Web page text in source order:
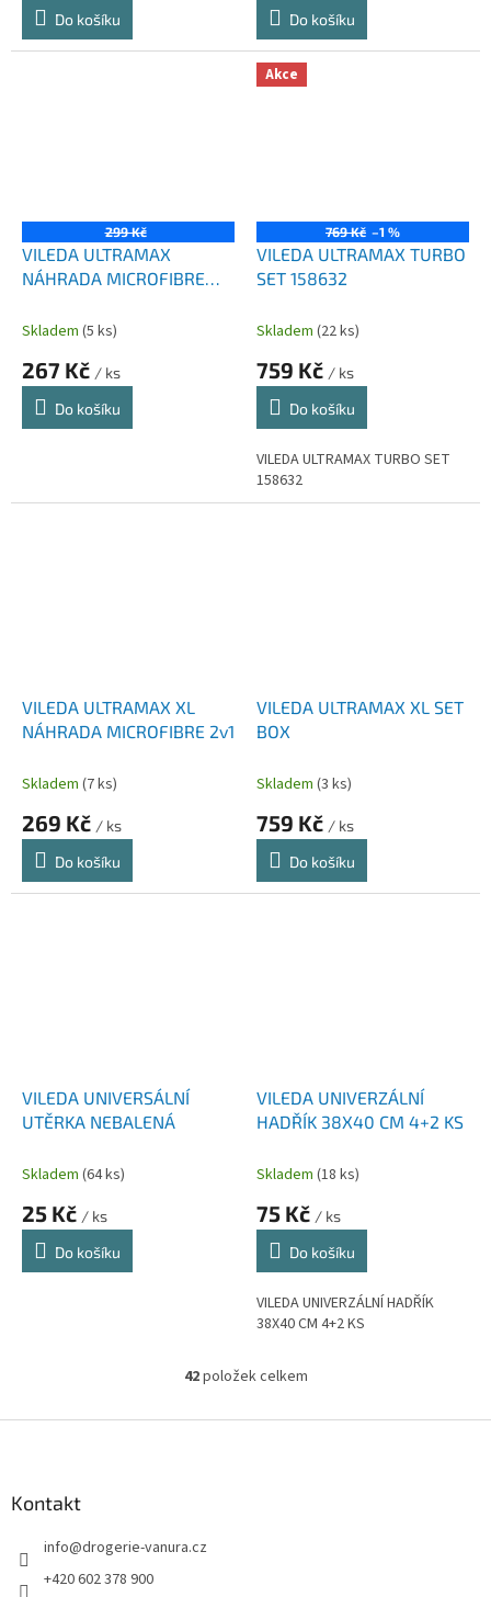
Do košíku
Do košíku
299 Kč
VILEDA ULTRAMAX
NÁHRADA MICROFIBRE
Skladem (5 ks)
267 Kč / ks
Do košíku
Akce
769 Kč –1 %
VILEDA ULTRAMAX TURBO
SET 158632
Skladem (22 ks)
759 Kč / ks
Do košíku
VILEDA ULTRAMAX TURBO SET
158632
VILEDA ULTRAMAX XL
NÁHRADA MICROFIBRE 2v1
Skladem (7 ks)
269 Kč / ks
Do košíku
VILEDA ULTRAMAX XL SET
BOX
Skladem (3 ks)
759 Kč / ks
Do košíku
VILEDA UNIVERSÁLNÍ
UTĚRKA NEBALENÁ
Skladem (64 ks)
25 Kč / ks
Do košíku
VILEDA UNIVERZÁLNÍ
HADŘÍK 38X40 CM 4+2 KS
Skladem (18 ks)
75 Kč / ks
Do košíku
VILEDA UNIVERZÁLNÍ HADŘÍK
38X40 CM 4+2 KS
O
l
42položek celkem
Kontakt
info@drogerie-vanura.cz
+420 602 378 900